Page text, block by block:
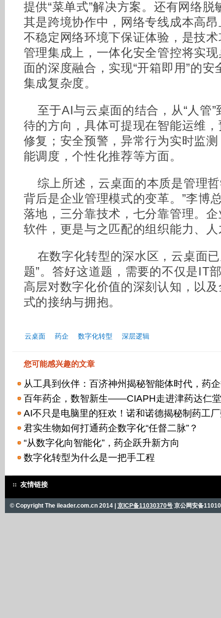
提供“菜单式”解决方案。还有网络
其是跨境协作中，网络专线成本高
不稳定网络环境下保证体验，是技
管理集成上，一体化安全管控将实
面的深度融合，实现“开箱即用”的
集成复杂度。
至于AI与云桌面的结合，从“人管”
待的方向，具体可提现在智能运维
修复；安全预警，异常行为实时监
能调度，个性化推荐等方面。
综上所述，云桌面的本质是管理
背后是企业管理模式的变革。”李博
落地，三分靠技术，七分靠管理。
软件，更是与之匹配的组织能力、
在数字化转型的深水区，云桌面已
题”。答好这道题，需要的不仅是IT
高层对数字化价值的深刻认知，以
式的接纳与拥抱。
云桌面 药企 数字化转型 深层逻辑
您可能感兴趣的文章
从工具到伙伴：百济神州揭秘智能体时代，药
百年药企，数智新生——CIAPH走进津药达仁
AI不只是电脑里的狂欢！诺和诺德揭秘制药工
君实生物如何打通药企数字化“任督二脉”？
“从数字化向智能化”，药企跃升新方向
数字化转型为什么是一把手工程
友情链接
© Copyright The ileader.com.cn 2014 | 京ICP备11030370号 京公网安备